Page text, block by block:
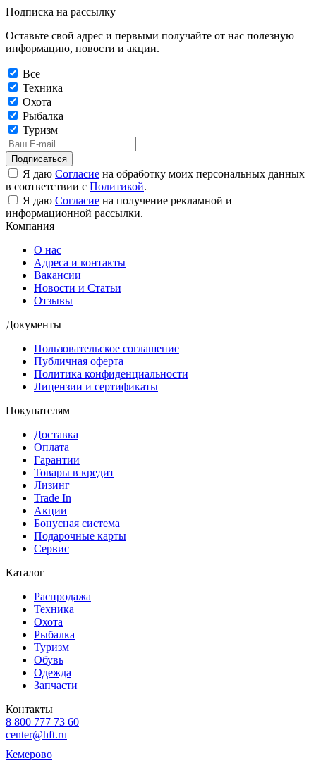
Подписка на рассылку
Оставьте свой адрес и первыми получайте от нас полезную
информацию, новости и акции.
Все
Техника
Охота
Рыбалка
Туризм
Подписаться
Я даю Согласие на обработку моих персональных данных
в соответствии с Политикой.
Я даю Согласие на получение рекламной и
информационной рассылки.
Компания
О нас
Адреса и контакты
Вакансии
Новости и Статьи
Отзывы
Документы
Пользовательское соглашение
Публичная оферта
Политика конфиденциальности
Лицензии и сертификаты
Покупателям
Доставка
Оплата
Гарантии
Товары в кредит
Лизинг
Trade In
Акции
Бонусная система
Подарочные карты
Сервис
Каталог
Распродажа
Техника
Охота
Рыбалка
Туризм
Обувь
Одежда
Запчасти
Контакты
8 800 777 73 60
center@hft.ru
Кемерово